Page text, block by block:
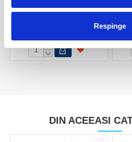
Respinge
Colier smarald
DIN ACEEASI